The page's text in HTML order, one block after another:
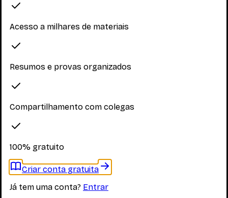
Acesso a milhares de materiais
Resumos e provas organizados
Compartilhamento com colegas
100% gratuito
Criar conta gratuita
Já tem uma conta? Entrar